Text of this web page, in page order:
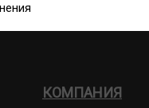
КОМПАНИЯ